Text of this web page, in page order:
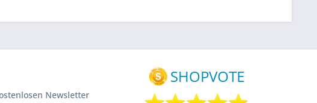
Newsletter